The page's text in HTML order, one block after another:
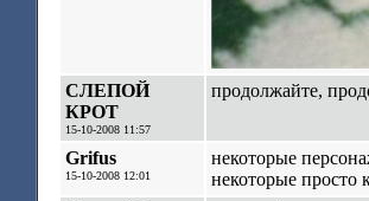
СЛЕПОЙ
КРОТ
15-10-2008 11:57
продолжайте,
Grifus
15-10-2008 12:01
некоторые
некоторые просто